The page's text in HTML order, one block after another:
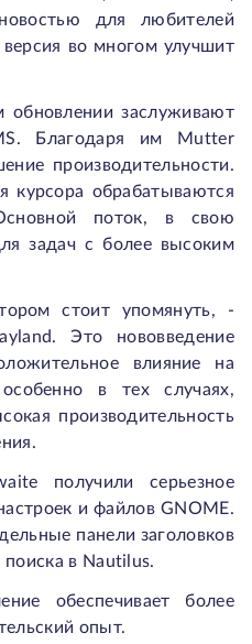
для любителей
во многом улучшит
обновлении заслуживают
Благодаря им Mutter
производительности.
курсора обрабатываются
поток, в свою
задач с более высоким
стоит упомянуть, -
Это нововведение
влияние на
особенно в тех случаях,
производительность
получили серьезное
и файлов GNOME.
панели заголовков
поиска в Nautilus.
обеспечивает более
опыт.